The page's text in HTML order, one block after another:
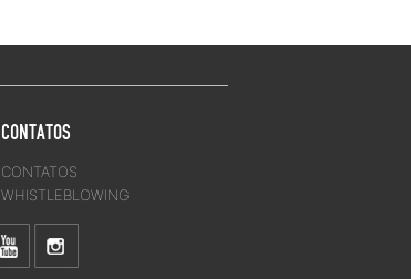
CONTATOS
CONTATOS
WHISTLEBLOWING